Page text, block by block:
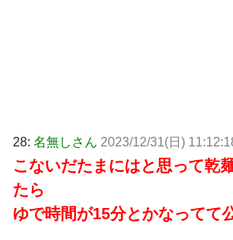
28: 名無しさん 2023/12/31(日)
こないだたまにはと思って乾
たら
ゆで時間が15分とかなってて